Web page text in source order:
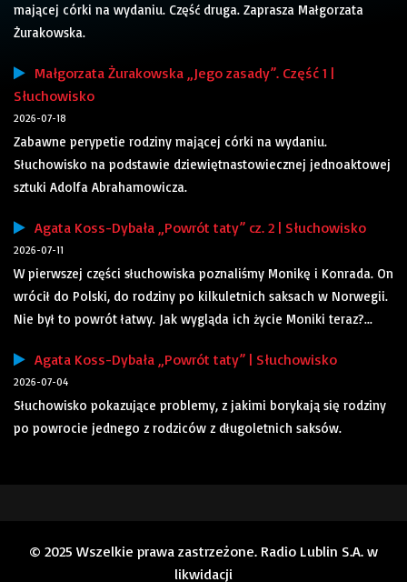
mającej córki na wydaniu. Część druga. Zaprasza Małgorzata
Żurakowska.
Małgorzata Żurakowska „Jego zasady”. Część 1 |
Słuchowisko
2026-07-18
Zabawne perypetie rodziny mającej córki na wydaniu.
Słuchowisko na podstawie dziewiętnastowiecznej jednoaktowej
sztuki Adolfa Abrahamowicza.
Agata Koss-Dybała „Powrót taty” cz. 2 | Słuchowisko
2026-07-11
W pierwszej części słuchowiska poznaliśmy Monikę i Konrada. On
wrócił do Polski, do rodziny po kilkuletnich saksach w Norwegii.
Nie był to powrót łatwy. Jak wygląda ich życie Moniki teraz?...
Agata Koss-Dybała „Powrót taty” | Słuchowisko
2026-07-04
Słuchowisko pokazujące problemy, z jakimi borykają się rodziny
po powrocie jednego z rodziców z długoletnich saksów.
© 2025 Wszelkie prawa zastrzeżone. Radio Lublin S.A. w
likwidacji